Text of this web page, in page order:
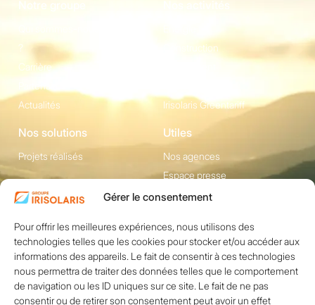
Gérer le consentement
Pour offrir les meilleures expériences, nous utilisons des
technologies telles que les cookies pour stocker et/ou accéder aux
informations des appareils. Le fait de consentir à ces technologies
nous permettra de traiter des données telles que le comportement
de navigation ou les ID uniques sur ce site. Le fait de ne pas
consentir ou de retirer son consentement peut avoir un effet
Notre groupe
?
Carrière
Partenaires
Actualités
Nos activités
Construction
Irisolaris Greentariff
Nos solutions
Projets réalisés
Utiles
Nos agences
Espace presse
Contact
1200 avenue Olivier
Perroy, Bât. F -
13790 ROUSSET
+33 (0)4 84 49 24
Réseaux sociaux